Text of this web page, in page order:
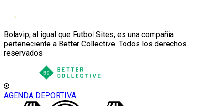
Bolavip, al igual que Futbol Sites, es una compañía
perteneciente a Better Collective. Todos los derechos
reservados
AGENDA DEPORTIVA